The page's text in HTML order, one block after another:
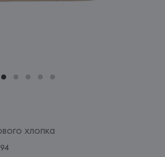
хлопка